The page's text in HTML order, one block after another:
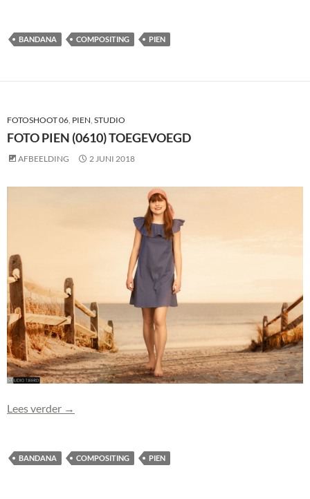
BANDANA COMPOSITING PIEN
FOTOSHOOT 06 PIEN STUDIO
FOTO PIEN (0610) TOEGEVOEGD
AFBEELDING 2 JUNI 2018
Lees verder Foto Pien (0610) toegevoegd
→
BANDANA COMPOSITING PIEN